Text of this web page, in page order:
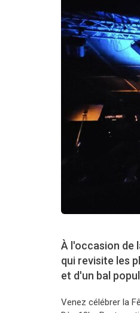
À l'occasion de
qui revisite les
et d'un bal
Venez célébrer la